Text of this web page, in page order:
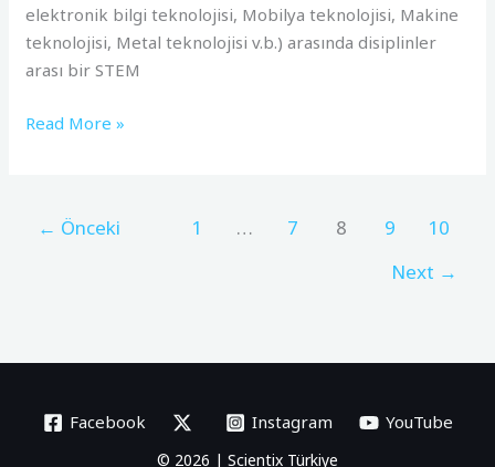
elektronik bilgi teknolojisi, Mobilya teknolojisi, Makine
teknolojisi, Metal teknolojisi v.b.) arasında disiplinler
arası bir STEM
Read More »
← Önceki 1 … 7 8 9
10
Next →
Facebook Instagram YouTube
© 2026 | Scientix Türkiye